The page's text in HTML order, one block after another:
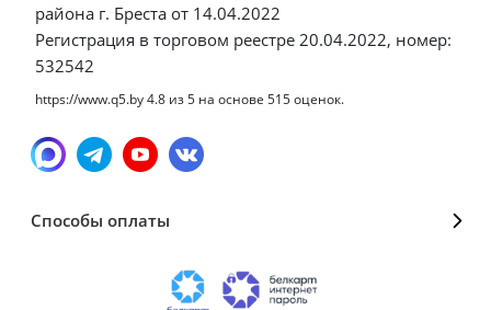
района г. Бреста от 14.04.2022
Регистрация в торговом реестре 20.04.2022, номер:
532542
https://www.q5.by4.8 из5 на основе 515оценок.
Способы оплаты